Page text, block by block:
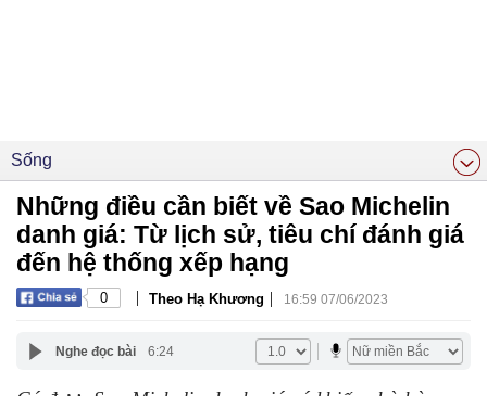
Sống
Những điều cần biết về Sao Michelin
danh giá: Từ lịch sử, tiêu chí đánh giá
đến hệ thống xếp hạng
0 | Theo Hạ Khương | 16:59 07/06/2023
Nghe đọc bài 6:24